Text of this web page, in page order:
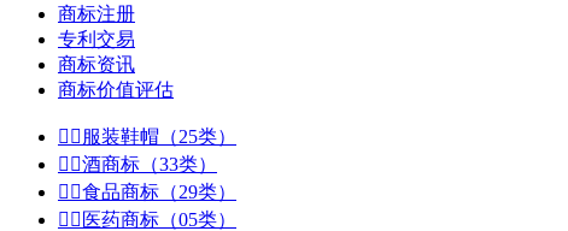
商标注册
专利交易
商标资讯
商标价值评估
  服装鞋帽（25类）
 酒商标（33类）
 食品商标（29类）
  医药商标（05类）